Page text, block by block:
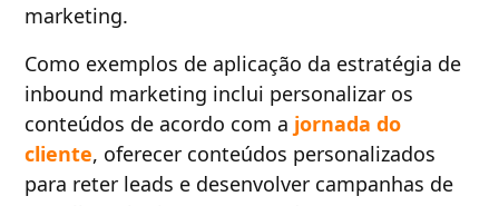
marketing.
Como exemplos de aplicação da estratégia de
inbound marketing inclui personalizar os
conteúdos de acordo com a jornada do
cliente, oferecer conteúdos personalizados
para reter leads e desenvolver campanhas de